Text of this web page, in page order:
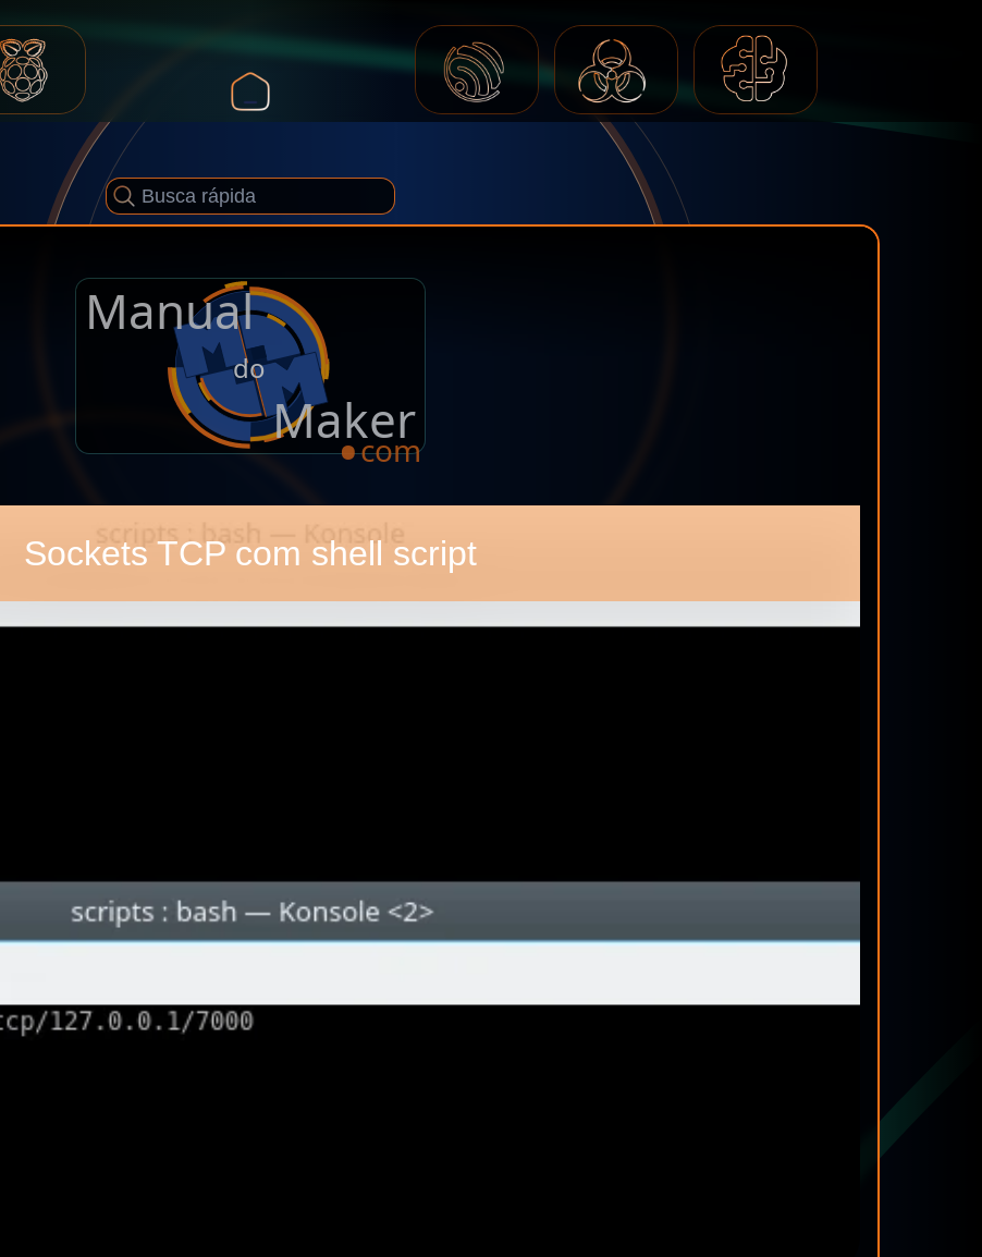
Manual
do
Maker
.com
Sockets TCP com shell script